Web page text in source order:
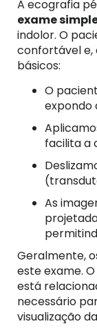
A ecografia
exame
indolor. O
confortável e,
básicos:
O
expondo
facilita a
As
Geralmente,
este exame.
está
necessário
visualização